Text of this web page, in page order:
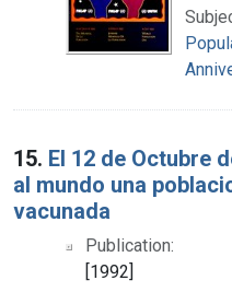
15. El 12 de Octubre
al mundo una
vacunada
Publication:
[1992]